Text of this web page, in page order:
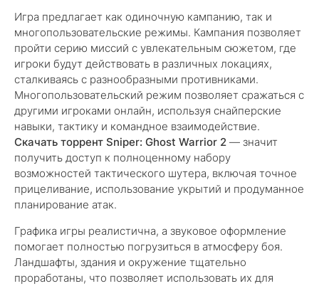
Игра предлагает как одиночную кампанию, так и
многопользовательские режимы. Кампания позволяет
пройти серию миссий с увлекательным сюжетом, где
игроки будут действовать в различных локациях,
сталкиваясь с разнообразными противниками.
Многопользовательский режим позволяет сражаться с
другими игроками онлайн, используя снайперские
навыки, тактику и командное взаимодействие.
Скачать торрент Sniper: Ghost Warrior 2 — значит
получить доступ к полноценному набору
возможностей тактического шутера, включая точное
прицеливание, использование укрытий и продуманное
планирование атак.
Графика игры реалистична, а звуковое оформление
помогает полностью погрузиться в атмосферу боя.
Ландшафты, здания и окружение тщательно
проработаны, что позволяет использовать их для